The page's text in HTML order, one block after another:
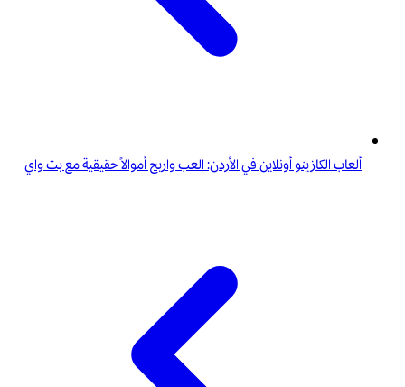
ألعاب الكازينو أونلاين في الأردن: العب واربح أموالاً حقيقية مع بت واي